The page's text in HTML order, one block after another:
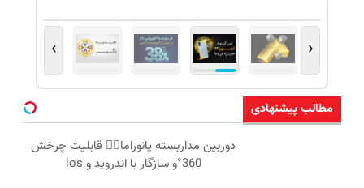
‹
›
مطالب پیشنهادی
دوربین مداربسته پانوراما👈🏻 قابلیت چرخش
360°و سازگار با اندروید و ios